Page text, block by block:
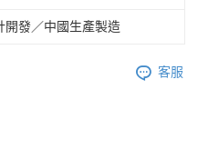
開發／中國生產製造
客服